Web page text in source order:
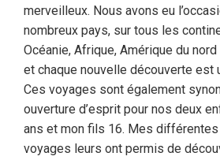
merveilleux. Nous avons eu
nombreux pays, sur tous les
Océanie, Afrique, Amérique du
et chaque nouvelle découverte est
Ces voyages sont également
ouverture d’esprit pour nos deux
ans et mon fils 16. Mes
voyages leurs ont permis de